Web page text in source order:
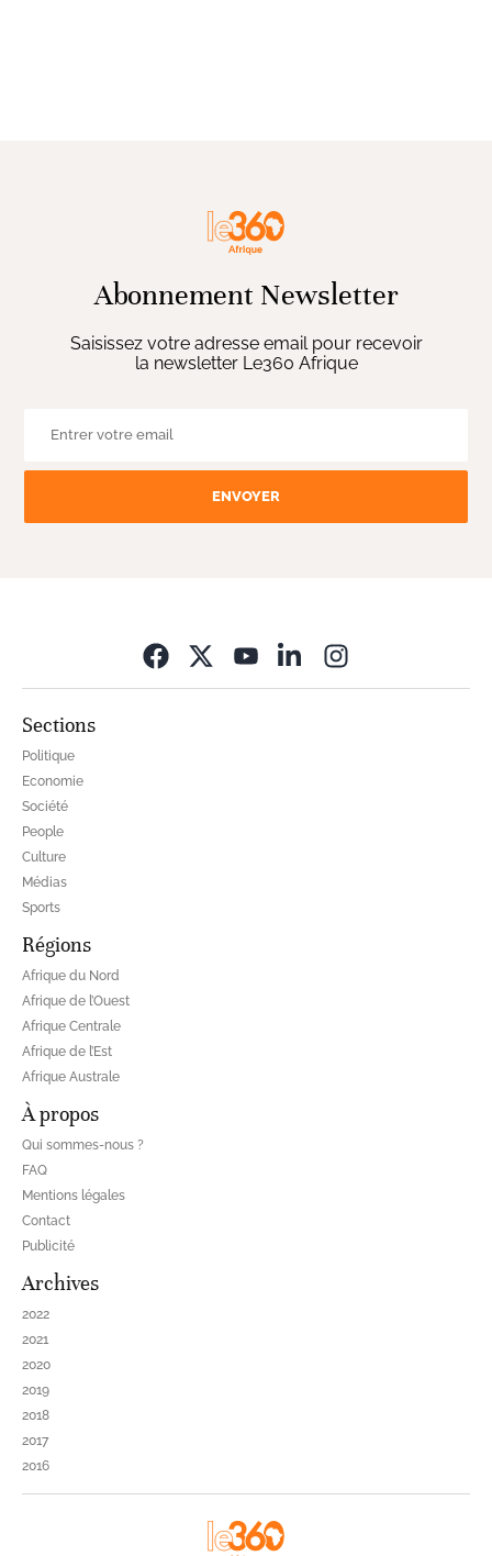
Abonnement Newsletter
Saisissez votre adresse email pour recevoir
la newsletter Le360 Afrique
ENVOYER
Sections
Politique
Economie
Société
People
Culture
Médias
Sports
Régions
Afrique du Nord
Afrique de l’Ouest
Afrique Centrale
Afrique de l’Est
Afrique Australe
À propos
Qui sommes-nous ?
FAQ
Mentions légales
Contact
Publicité
Archives
2022
2021
2020
2019
2018
2017
2016